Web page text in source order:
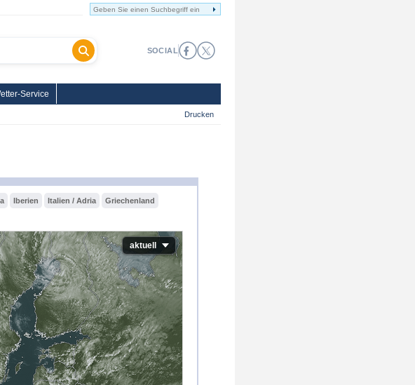
SOCIAL
Service
Drucken
Iberien Italien / Adria
Griechenland